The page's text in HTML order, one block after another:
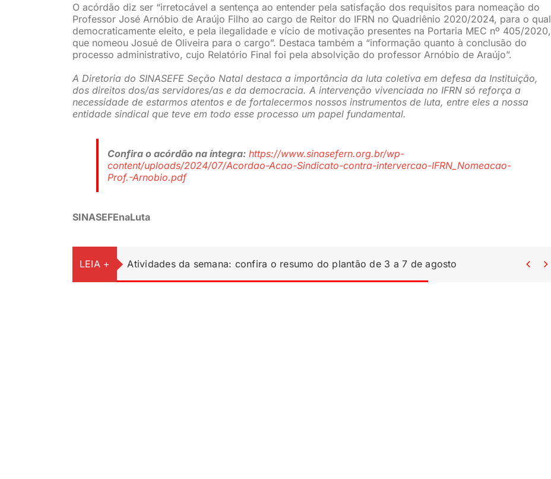
O acórdão diz ser “irretocável a sentença ao entender pela satisfação dos requisitos para nomeação do
Professor José Arnóbio de Araújo Filho ao cargo de Reitor do IFRN no Quadriênio 2020/2024, para o qual
democraticamente eleito, e pela ilegalidade e vício de motivação presentes na Portaria MEC nº 405/2020,
que nomeou Josué de Oliveira para o cargo”. Destaca também a “informação quanto à conclusão do
processo administrativo, cujo Relatório Final foi pela absolvição do professor Arnóbio de Araújo”.
A Diretoria do SINASEFE Seção Natal destaca a importância da luta coletiva em defesa da Instituição,
dos direitos dos/as servidores/as e da democracia. A intervenção vivenciada no IFRN só reforça a
necessidade de estarmos atentos e de fortalecermos nossos instrumentos de luta, entre eles a nossa
entidade sindical que teve em todo esse processo um papel fundamental.
Confira o acórdão na íntegra: https://www.sinasefern.org.br/wp-
content/uploads/2024/07/Acordao-Acao-Sindicato-contra-intervercao-IFRN_Nomeacao-
Prof.-Arnobio.pdf
SINASEFEnaLuta
LEIA + Atividades da semana: confira o resumo do plantão de 3 a 7 de agosto  